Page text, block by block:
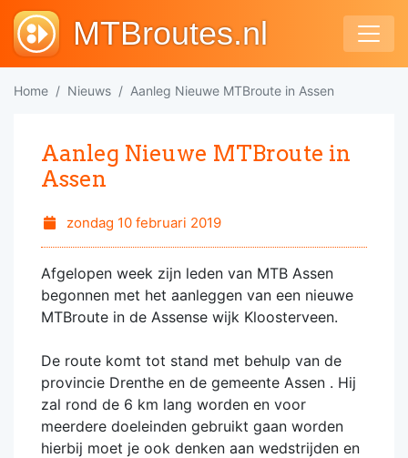
MTBroutes.nl
Home Nieuws Aanleg Nieuwe MTBroute in Assen
Aanleg Nieuwe MTBroute in
Assen
zondag 10 februari 2019
Afgelopen week zijn leden van MTB Assen
begonnen met het aanleggen van een nieuwe
MTBroute in de Assense wijk Kloosterveen.
De route komt tot stand met behulp van de
provincie Drenthe en de gemeente Assen . Hij
zal rond de 6 km lang worden en voor
meerdere doeleinden gebruikt gaan worden
hierbij moet je ook denken aan wedstrijden en